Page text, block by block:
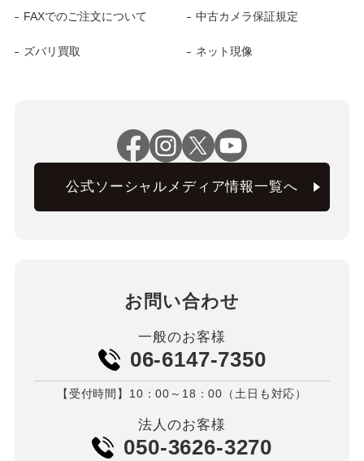
FAXでのご注文について 中古カメラ保証規定
ズバリ買取 ネット現像
公式ソーシャルメディア情報一覧へ
お問い合わせ
一般のお客様
06-6147-7350
【受付時間】10：00～18：00（土日も対応）
法人のお客様
050-3626-3270